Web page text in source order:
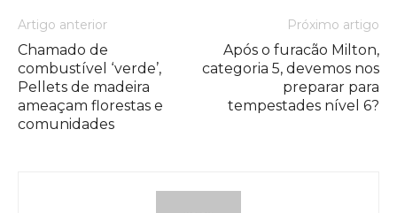
Artigo anterior
Chamado de
combustível ‘verde’,
Pellets de madeira
ameaçam florestas e
comunidades
Próximo artigo
Após o furacão Milton,
categoria 5, devemos nos
preparar para
tempestades nível 6?